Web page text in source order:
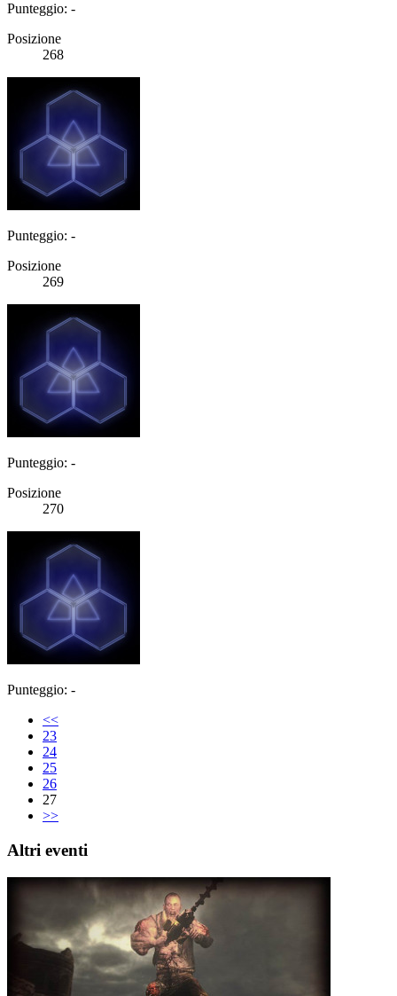
Punteggio: -
Posizione
268
Punteggio: -
Posizione
269
Punteggio: -
Posizione
270
Punteggio: -
<<
23
24
25
26
27
>>
Altri eventi